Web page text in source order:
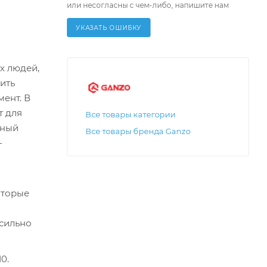
людей,
В
для
или несогласны с чем-либо, напишите нам
УКАЗАТЬ ОШИБКУ
Все товары категории
Все товары бренда Ganzo